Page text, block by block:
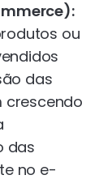
ou
das
crescendo
das
no e-